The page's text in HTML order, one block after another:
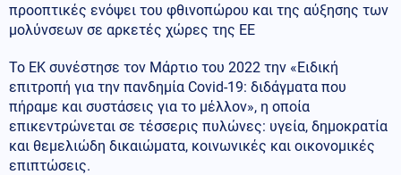
προοπτικές ενόψει του φθινοπώρου και της αύξησης των
μολύνσεων σε αρκετές χώρες της ΕΕ
Το ΕΚ συνέστησε τον Μάρτιο του 2022 την «Ειδική
επιτροπή για την πανδημία Covid-19: διδάγματα που
πήραμε και συστάσεις για το μέλλον», η οποία
επικεντρώνεται σε τέσσερις πυλώνες: υγεία, δημοκρατία
και θεμελιώδη δικαιώματα, κοινωνικές και οικονομικές
επιπτώσεις.